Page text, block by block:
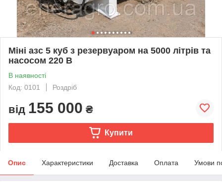
Міні азс 5 куб з резервуаром на 5000 літрів та
насосом 220 В
В наявності
Код: 0101
Роздріб
від 155 000 ₴
Купити
Опис Характеристики Доставка Оплата Умови